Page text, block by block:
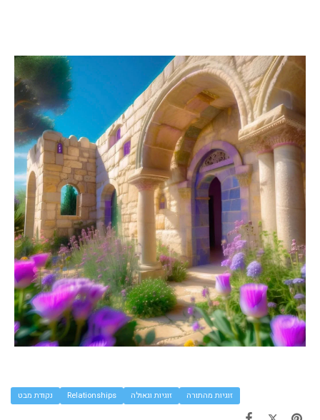
נקודת מבט Relationships זוגיות וגאולה זוגיות מהתורה